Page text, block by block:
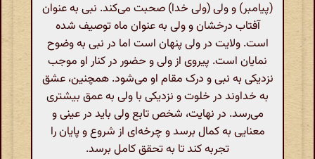
(پیامبر) و ولی (ولی خدا) صحبت می‌کند. نبی به عنوان
آفتاب درخشان و ولی به عنوان ماه توصیف شده
است. ولایت در ولی پنهان است اما در نبی به وضوح
نمایان است. پیروی از ولی و حضور در کنار او موجب
نزدیکی به نبی و درک مقام او می‌شود. همچنین، عشق
به خداوند در خلوت و نزدیکی با ولی به عمق بیشتری
می‌رسد. در نهایت، شخص تابع ولی باید در عینی و
معنایی به کمال برسد و چرخه‌ای از شروع و پایان را
تجربه کند تا به تحقق کامل برسد.